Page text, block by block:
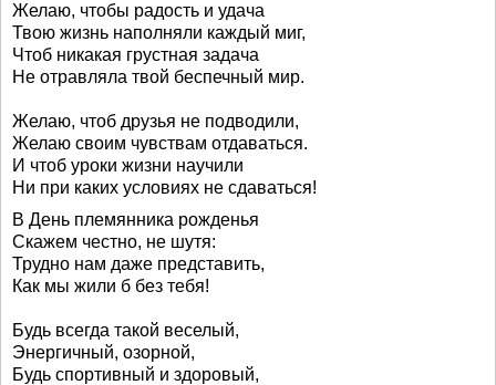
Желаю, чтобы радость и удача
Твою жизнь наполняли каждый миг,
Чтоб никакая грустная задача
Не отравляла твой беспечный мир.
Желаю, чтоб друзья не подводили,
Желаю своим чувствам отдаваться.
И чтоб уроки жизни научили
Ни при каких условиях не сдаваться!
В День племянника рожденья
Скажем честно, не шутя:
Трудно нам даже представить,
Как мы жили б без тебя!
Будь всегда такой веселый,
Энергичный, озорной,
Будь спортивный и здоровый,